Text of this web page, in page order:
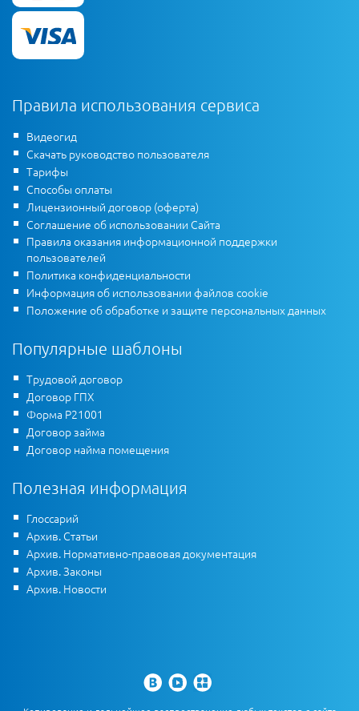
Правила использования сервиса
Видеогид
Скачать руководство пользователя
Тарифы
Способы оплаты
Лицензионный договор (оферта)
Соглашение об использовании Сайта
Правила оказания информационной поддержки
пользователей
Политика конфиденциальности
Информация об использовании файлов cookie
Положение об обработке и защите персональных данных
Популярные шаблоны
Трудовой договор
Договор ГПХ
Форма Р21001
Договор займа
Договор найма помещения
Полезная информация
Глоссарий
Архив. Статьи
Архив. Нормативно-правовая документация
Архив. Законы
Архив. Новости